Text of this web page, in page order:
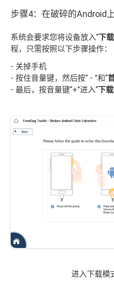
步骤4：在破碎的Android
系统会要求您将设备放入“下
程，只需按照以下步骤操作：
- 关掉手机
- 按住音量键，然后按“ - ”和“
- 最后，按音量键“+”进入“下
进入下载模